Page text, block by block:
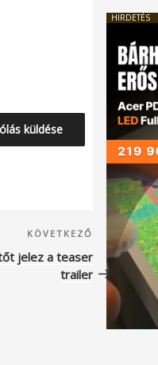
Következő
bejegyzés
KÖVETKEZŐ
jelez a teaser
trailer
HIRDETÉS